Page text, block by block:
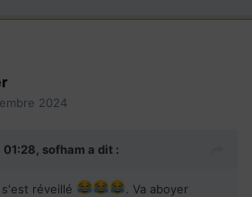
2024
sofham a dit :
réveillé
. Va aboyer